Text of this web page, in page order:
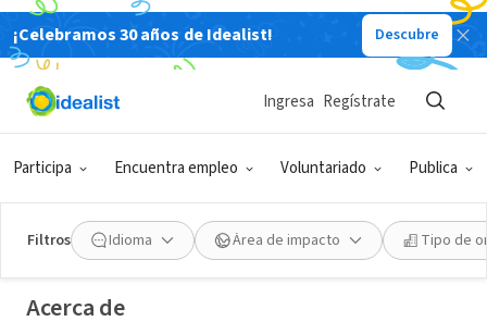
¡Celebramos 30 años de Idealist! Descubre
Participa Encuentra empleo Voluntariado Publica
Ingresa Regístrate
Filtros Idioma Área de impacto Tipo de
Calvary Women's Services
Washington, DC www.calvaryservices.org
Acerca de